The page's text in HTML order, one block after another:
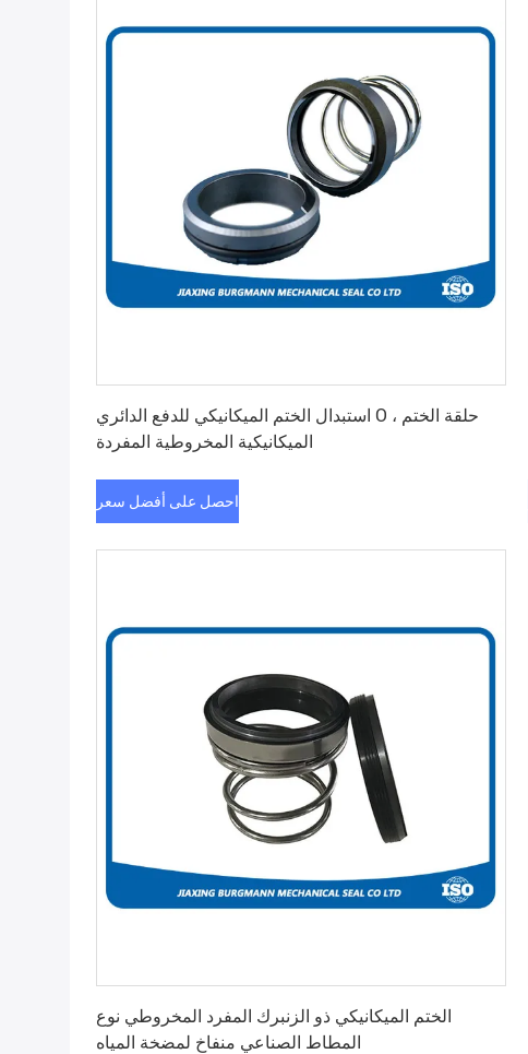
استبدال الختم الميكانيكي للدفع الدائري O ، حلقة الختم
الميكانيكية المخروطية المفردة
احصل على أفضل سعر
الختم الميكانيكي ذو الزنبرك المفرد المخروطي نوع
المطاط الصناعي منفاخ لمضخة المياه